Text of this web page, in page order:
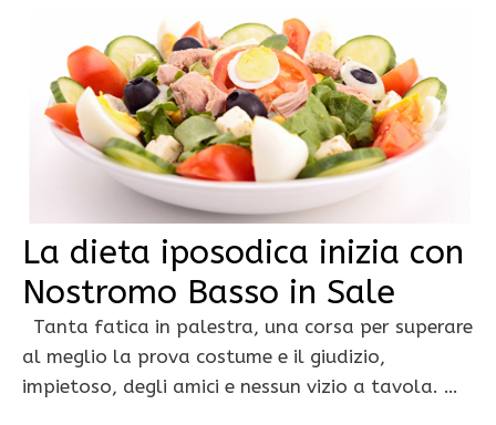
La dieta iposodica inizia con
Nostromo Basso in Sale
Tanta fatica in palestra, una corsa per superare
al meglio la prova costume e il giudizio,
impietoso, degli amici e nessun vizio a tavola. …